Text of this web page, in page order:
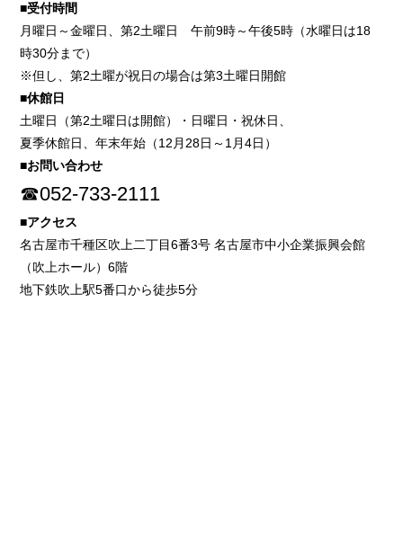
■受付時間
月曜日～金曜日、第2土曜日 午前9時～午後5時（水曜日は18
時30分まで）
※但し、第2土曜が祝日の場合は第3土曜日開館
■休館日
土曜日（第2土曜日は開館）・日曜日・祝休日、
夏季休館日、年末年始（12月28日～1月4日）
■お問い合わせ
☎052-733-2111
■アクセス
名古屋市千種区吹上二丁目6番3号 名古屋市中小企業振興会館
（吹上ホール）6階
地下鉄吹上駅5番口から徒歩5分